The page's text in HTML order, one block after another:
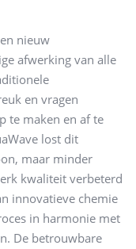
nieuw
afwerking van alle
en vragen
te maken en af te
lost dit
maar minder
kwaliteit verbeterd
innovatieve chemie
in harmonie met
De betrouwbare